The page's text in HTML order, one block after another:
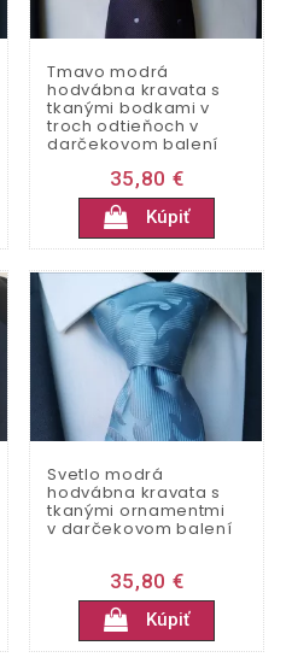
Tmavo modrá
hodvábna kravata s
tkanými bodkami v
troch odtieňoch v
darčekovom balení
35,80 €
Kúpiť
Svetlo modrá
hodvábna kravata s
tkanými ornamentmi
v darčekovom balení
35,80 €
Kúpiť